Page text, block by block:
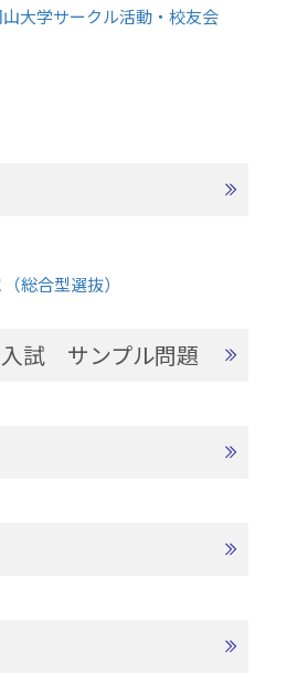
大学サークル活動・校友会
総合型選抜）
試 サンプル問題